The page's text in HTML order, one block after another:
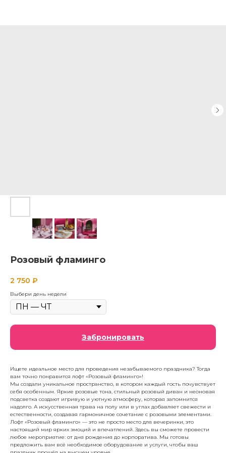
Розовый фламинго
2 750 ₽
Выбери день недели
Забронировать
Ищете идеальное место для проведения незабываемого праздника? Тогда
вам точно понравится лофт «Розовый фламинго»!
Мы создали уникальное пространство, в котором каждый гость почувствует
себя особенным. Яркие розовые тона, стильный розовый диван и неоновая
подсветка создают игривую и уютную атмосферу, которая запомнится
надолго. А искусственная трава на полу или в углах добавляет свежести и
естественности, создавая гармоничное сочетание с розовыми элементами.
Лофт «Розовый фламинго» — это не просто место для вечеринки, это
настоящий мир ярких эмоций и впечатлений. Здесь вы сможете провести
любое мероприятие: от дня рождения до корпоратива. Мы готовы
предложить вам всё необходимое оборудование и услуги, чтобы ваш